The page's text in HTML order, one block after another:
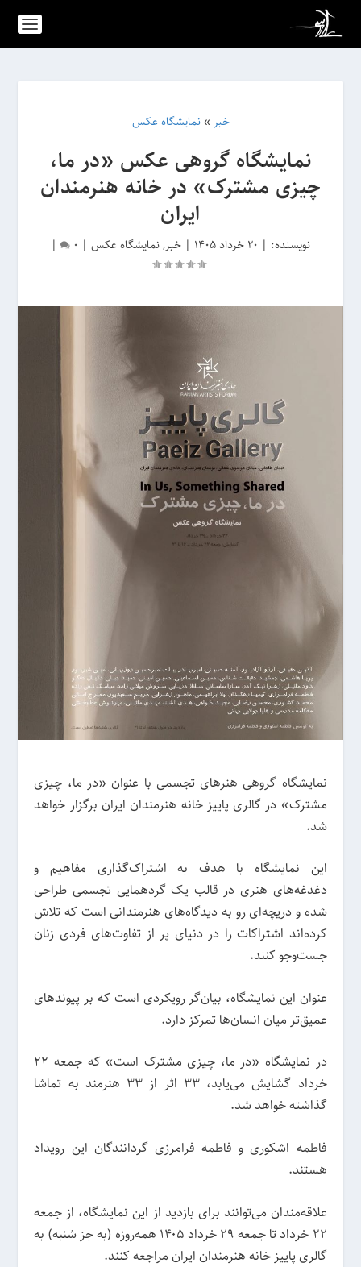
خبر »نمایشگاه عکس
نمایشگاه گروهی عکس «در ما،
چیزی مشترک» در خانه هنرمندان
ایران
نویسنده: | 20 خرداد 1405 | خبر,نمایشگاه عکس |
0
|
‌نمایشگاه گروهی هنرهای تجسمی با عنوان «در ما، چیزی
مشترک» در گالری پاییز خانه هنرمندان ایران برگزار خواهد
شد.
این نمایشگاه با هدف به اشتراک‌گذاری مفاهیم و
دغدغه‌های هنری در قالب یک گردهمایی تجسمی طراحی
شده و دریچه‌ای رو به دیدگاه‌های هنرمندانی است که تلاش
کرده‌اند اشتراکات را در دنیای پر از تفاوت‌های فردی زنان
جست‌وجو کنند.
عنوان این نمایشگاه، بیان‌گر رویکردی است که بر پیوندهای
عمیق‌تر میان انسان‌ها تمرکز دارد.
در نمایشگاه «در ما، چیزی مشترک است» که جمعه ۲۲
خرداد گشایش می‌یابد، ۳۳ اثر از ۳۳ هنرمند به تماشا
گذاشته خواهد شد.
فاطمه اشکوری و فاطمه فرامرزی گردانندگان این رویداد
هستند.
علاقه‌مندان می‌توانند برای بازدید از این نمایشگاه، از جمعه
۲۲ خرداد تا جمعه ۲۹ خرداد ۱۴۰۵ همه‌روزه (به جز شنبه) به
گالری پاییز خانه هنرمندان ایران مراجعه کنند.